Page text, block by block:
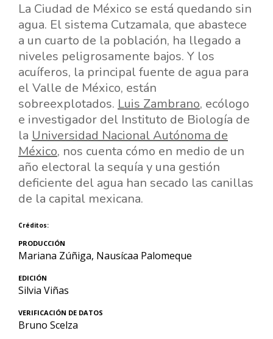
La Ciudad de México se está quedando sin
agua. El sistema Cutzamala, que abastece
a un cuarto de la población, ha llegado a
niveles peligrosamente bajos. Y los
acuíferos, la principal fuente de agua para
el Valle de México, están
sobreexplotados. Luis Zambrano, ecólogo
e investigador del Instituto de Biología de
la Universidad Nacional Autónoma de
México, nos cuenta cómo en medio de un
año electoral la sequía y una gestión
deficiente del agua han secado las canillas
de la capital mexicana.
Créditos:
PRODUCCIÓN
Mariana Zúñiga, Nausícaa Palomeque
EDICIÓN
Silvia Viñas
VERIFICACIÓN DE DATOS
Bruno Scelza